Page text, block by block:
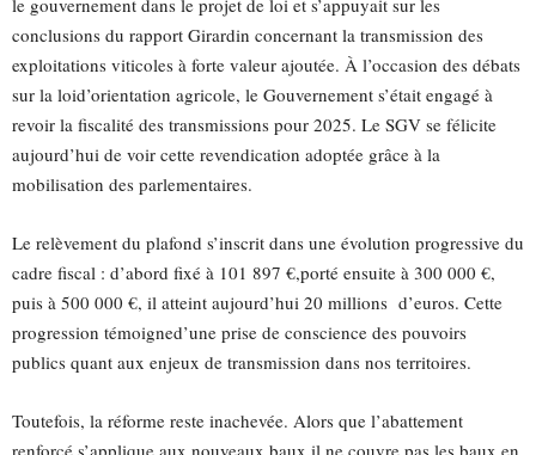
conclusions du rapport Girardin concernant la transmission des
exploitations viticoles à forte valeur ajoutée. À l’occasion des débats
sur la loid’orientation agricole, le Gouvernement s’était engagé à
revoir la fiscalité des transmissions pour 2025. Le SGV se félicite
aujourd’hui de voir cette revendication adoptée grâce à la
mobilisation des parlementaires.
Le relèvement du plafond s’inscrit dans une évolution progressive du
cadre fiscal : d’abord fixé à 101 897 €,porté ensuite à 300 000 €,
puis à 500 000 €, il atteint aujourd’hui 20 millions d’euros. Cette
progression témoigned’une prise de conscience des pouvoirs
publics quant aux enjeux de transmission dans nos territoires.
Toutefois, la réforme reste inachevée. Alors que l’abattement
renforcé s’applique aux nouveaux baux,il ne couvre pas les baux en